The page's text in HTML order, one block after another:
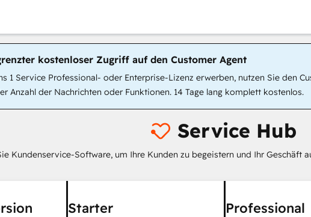
kostenloser Zugriff auf den Customer Agent
1 Service Professional- oder Enterprise-Lizenz erwerben, nutzen Sie den
Anzahl der Nachrichten oder Funktionen. 14 Tage lang komplett kostenlos.
Service Hub
Kundenservice-Software, um Ihre Kunden zu begeistern und Ihr Geschäft
Starter Professional